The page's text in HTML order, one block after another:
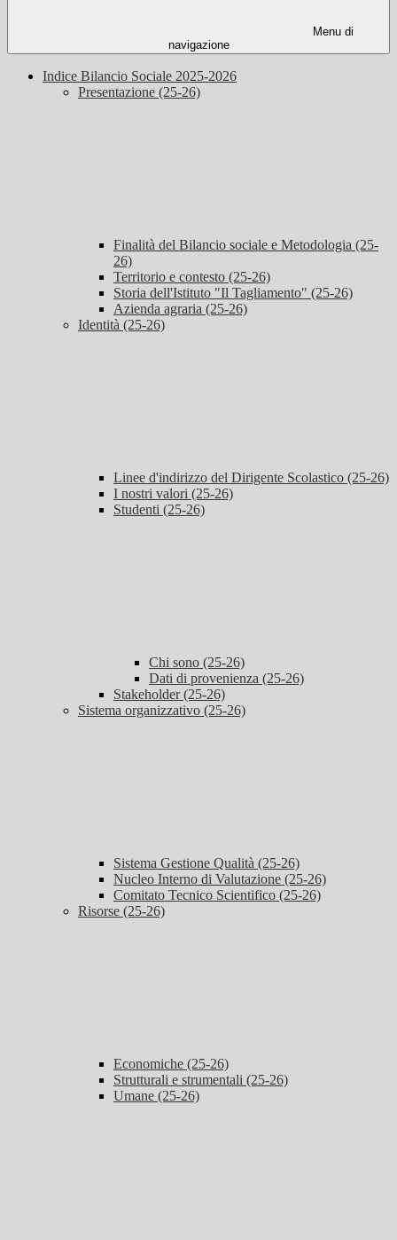
Menu di
navigazione
Indice Bilancio Sociale 2025-2026
Presentazione (25-26)
Finalità del Bilancio sociale e Metodologia (25-
26)
Territorio e contesto (25-26)
Storia dell'Istituto "Il Tagliamento" (25-26)
Azienda agraria (25-26)
Identità (25-26)
Linee d'indirizzo del Dirigente Scolastico (25-26)
I nostri valori (25-26)
Studenti (25-26)
Chi sono (25-26)
Dati di provenienza (25-26)
Stakeholder (25-26)
Sistema organizzativo (25-26)
Sistema Gestione Qualità (25-26)
Nucleo Interno di Valutazione (25-26)
Comitato Tecnico Scientifico (25-26)
Risorse (25-26)
Economiche (25-26)
Strutturali e strumentali (25-26)
Umane (25-26)